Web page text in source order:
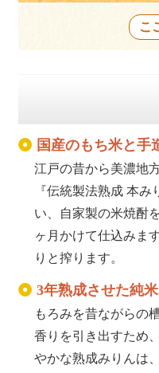
こ
国産のもち米と手
江戸の昔から美濃地
『伝統製法熟成 本
い、自家製の米焼酎
ヶ月かけて仕込みま
りと搾ります。
3年熟成させた純
もろみを昔ながらの
香りを引き出すため
やかな熟成みりんは